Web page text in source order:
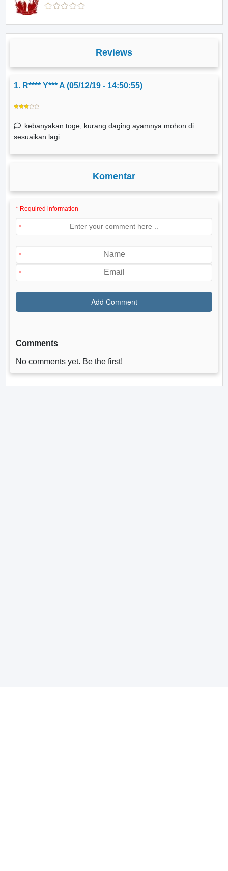
Reviews
1. R**** Y*** A (05/12/19 - 14:50:55)
kebanyakan toge, kurang daging ayamnya mohon di
sesuaikan lagi
Komentar
* Required information
Comments
No comments yet. Be the first!